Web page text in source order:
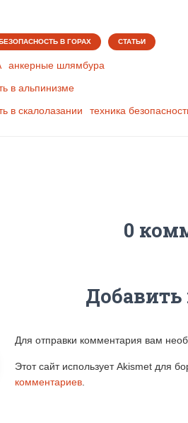
В ГОРАХ СТАТЬИ
анкерные шлямбура
в альпинизме
в скалолазании
техника
0
Для отправки комментария вам
Этот сайт использует Akismet для
комментариев.